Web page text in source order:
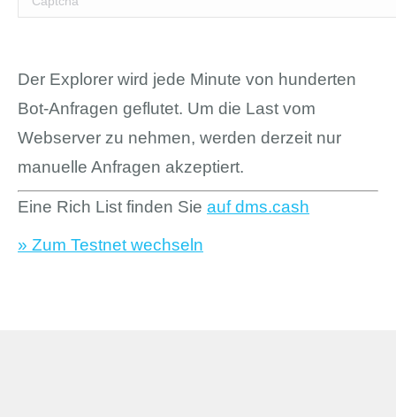
Der Explorer wird jede Minute von hunderten
Bot-Anfragen geflutet. Um die Last vom
Webserver zu nehmen, werden derzeit nur
manuelle Anfragen akzeptiert.
Eine Rich List finden Sie auf dms.cash
» Zum Testnet wechseln